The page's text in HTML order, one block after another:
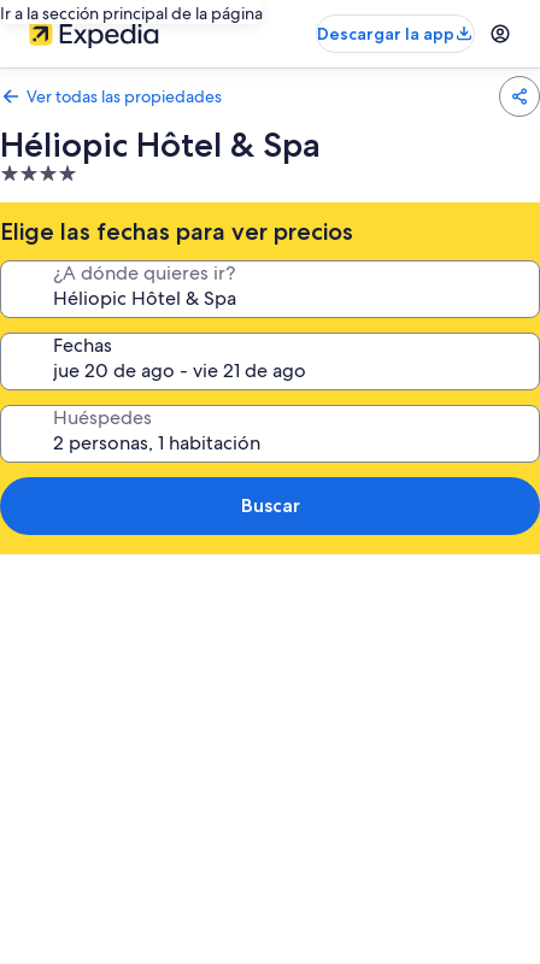
Ir a la sección principal de la página
Descargar la app
Ver todas las propiedades
Héliopic Hôtel & Spa
Propiedad
de
4.0
estrellas
Elige las fechas para ver precios
¿A dónde quieres ir?
Fechas
Huéspedes
Buscar